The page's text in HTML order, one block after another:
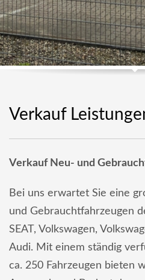
Verkauf
Verkauf Neu- und
Bei uns erwartet Sie eine
und Gebrauchtfahrzeugen
SEAT, Volkswagen,
Audi. Mit einem ständig
ca. 250 Fahrzeugen bieten